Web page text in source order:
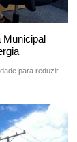
Municipal
para reduzir